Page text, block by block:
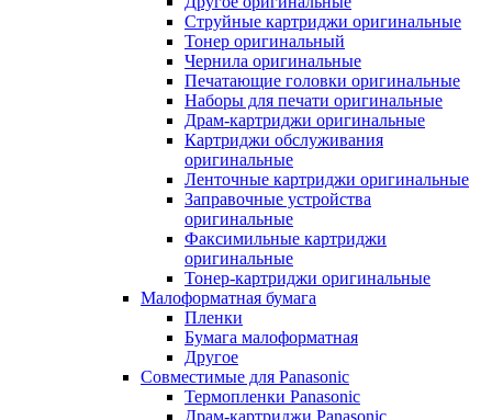
Струйные картриджи оригинальные
Тонер оригинальный
Чернила оригинальные
Печатающие головки оригинальные
Наборы для печати оригинальные
Драм-картриджи оригинальные
Картриджи обслуживания
оригинальные
Ленточные картриджи оригинальные
Заправочные устройства
оригинальные
Факсимильные картриджи
оригинальные
Тонер-картриджи оригинальные
Малоформатная бумага
Пленки
Бумага малоформатная
Другое
Совместимые для Panasonic
Термопленки Panasonic
Драм-картриджи Panasonic